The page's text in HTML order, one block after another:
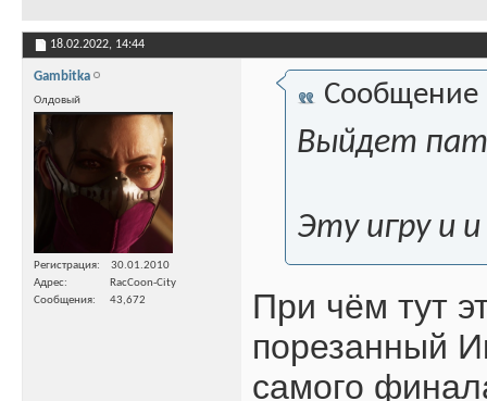
18.02.2022, 14:44
Gambitka
Олдовый
Регистрация
30.01.2010
Адрес
RacCoon-City
Сообщения
43,672
Сообщение
Выйдет
Эту игру и
При чём тут
порезанный
самого